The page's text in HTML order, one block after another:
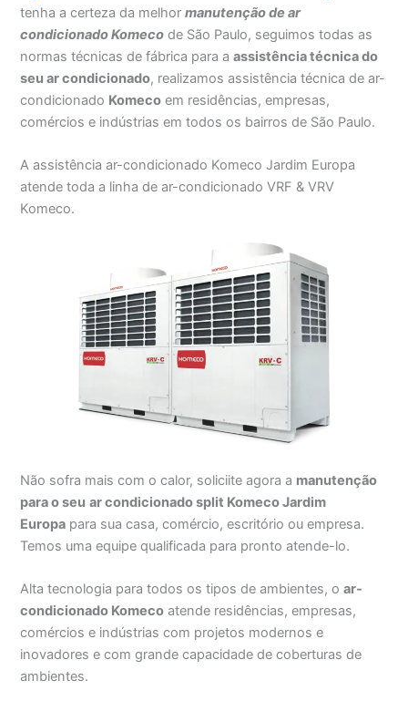
tenha a certeza da melhormanutençãode ar
condicionado Komeco de São Paulo, seguimos todas as
normas técnicas de fábrica para aassistência técnica do
seu ar condicionado, realizamos assistência técnica de ar-
condicionado Komeco em residências, empresas,
comércios e indústrias em todos os bairros de São Paulo.
A assistência ar-condicionado Komeco Jardim Europa
atende toda a linha de ar-condicionado VRF & VRV
Komeco.
Não sofra mais com o calor, soliciite agora a manutenção
para o seu ar condicionado split Komeco Jardim
Europa para sua casa, comércio, escritório ou empresa.
Temos uma equipe qualificada para pronto atende-lo.
Alta tecnologia para todos os tipos de ambientes, oar-
condicionado Komeco atende residências, empresas,
comércios e indústrias com projetos modernos e
inovadores e com grande capacidade de coberturas de
ambientes.